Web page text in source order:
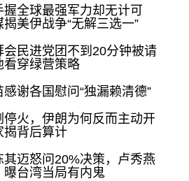
全球最强军力却无计可
美伊战争“无解三选一”
会民进党团不到20分钟被请
看穿绿营策略
谢各国慰问“独漏赖清德”
停火，伊朗为何反而主动开
揭背后算计
其迈怒问20%决策，卢秀燕
曝台湾当局有内鬼